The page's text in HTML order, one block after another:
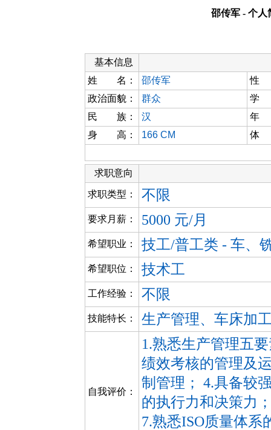
邵传军 - 个人
基本信息
姓 名：
邵传军
性
政治面貌：
群众
学
民 族：
汉
年
身 高：
166 CM 体
求职意向
求职类型： 不限
要求月薪： 5000 元/月
希望职业： 技工/普工类 - 车、
希望职位： 技术工
工作经验： 不限
技能特长： 生产管理、车床加
自我评价：
1.熟悉生产管理五
绩效考核的管理及
制管理； 4.具备较
的执行力和决策力
7.熟悉ISO质量体系